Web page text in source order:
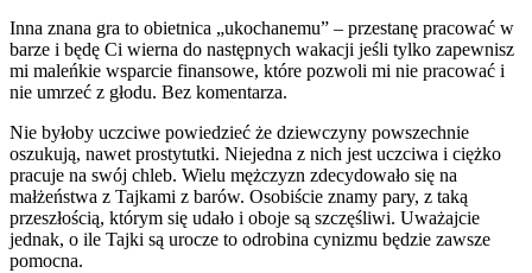
Inna znana gra to obietnica „ukochanemu” – przestanę pracować w
barze i będę Ci wierna do następnych wakacji jeśli tylko zapewnisz
mi maleńkie wsparcie finansowe, które pozwoli mi nie pracować i
nie umrzeć z głodu. Bez komentarza.
Nie byłoby uczciwe powiedzieć że dziewczyny powszechnie
oszukują, nawet prostytutki. Niejedna z nich jest uczciwa i ciężko
pracuje na swój chleb. Wielu mężczyzn zdecydowało się na
małżeństwa z Tajkami z barów. Osobiście znamy pary, z taką
przeszłością, którym się udało i oboje są szczęśliwi. Uważajcie
jednak, o ile Tajki są urocze to odrobina cynizmu będzie zawsze
pomocna.